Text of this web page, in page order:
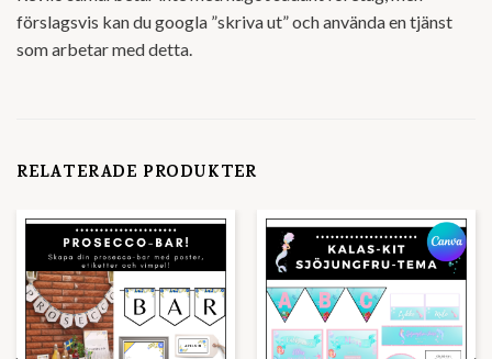
förslagsvis kan du googla ”skriva ut” och använda en tjänst
som arbetar med detta.
RELATERADE PRODUKTER